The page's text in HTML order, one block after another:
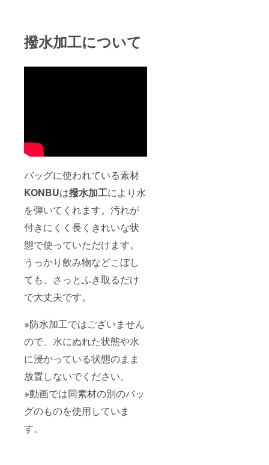
撥水加工について
バッグに使われている素材
KONBUは撥水加工により水
を弾いてくれます。汚れが
付きにくく長くきれいな状
態で使っていただけます。
うっかり飲み物などこぼし
ても、さっとふき取るだけ
で大丈夫です。
※防水加工ではございません
ので、水にぬれた状態や水
に浸かっている状態のまま
放置しないでください。
※動画では同素材の別のバッ
グのものを使用していま
す。